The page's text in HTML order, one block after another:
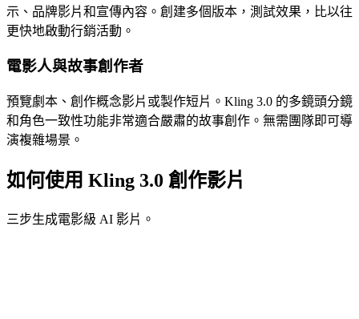
示、品牌影片和宣傳內容。創建多個版本，測試效果，比以往
更快地啟動行銷活動。
電影人與故事創作者
預覽劇本、創作概念影片或製作短片。Kling 3.0 的多鏡頭分鏡
和角色一致性功能非常適合嚴肅的故事創作。無需團隊即可導
演複雜場景。
如何使用 Kling 3.0 創作影片
三步生成電影級 AI 影片。